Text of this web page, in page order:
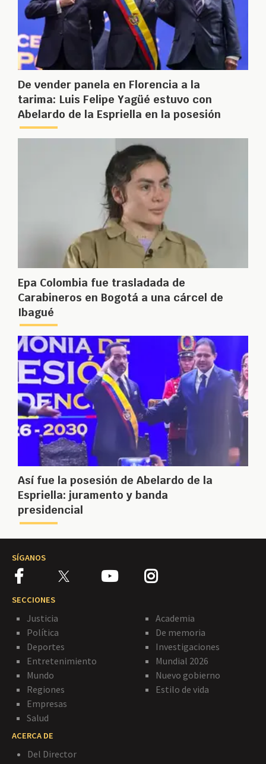
De vender panela en Florencia a la
tarima: Luis Felipe Yagüé estuvo con
Abelardo de la Espriella en la posesión
Epa Colombia fue trasladada de
Carabineros en Bogotá a una cárcel de
Ibagué
Así fue la posesión de Abelardo de la
Espriella: juramento y banda
presidencial
SÍGANOS
SECCIONES
Justicia
Política
Deportes
Entretenimiento
Mundo
Regiones
Empresas
Salud
Academia
De memoria
Investigaciones
Mundial 2026
Nuevo gobierno
Estilo de vida
ACERCA DE
Del Director